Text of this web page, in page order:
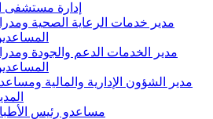
إدارة مستشفى
مدير خدمات الرعاية الصحية
مدير الخدمات الدعم والجودة
مدير الشؤون الإدارية والمالية
مساعدو رئيس